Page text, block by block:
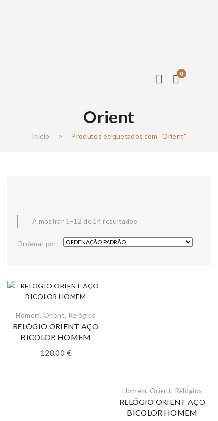
0
Orient
Início > Produtos etiquetados com “Orient”
A mostrar 1–12 de 14 resultados
Ordenar por:
Homem, Orient, Relógios
RELÓGIO ORIENT AÇO
BICOLOR HOMEM
128.00 €
Homem, Orient, Relógios
RELÓGIO ORIENT AÇO
BICOLOR HOMEM